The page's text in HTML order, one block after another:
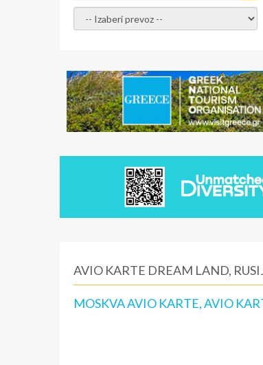
- izaberi prevoz -
AVIO KARTE DREAM LAND,
MOSKVA AVIO KARTE, AVIO